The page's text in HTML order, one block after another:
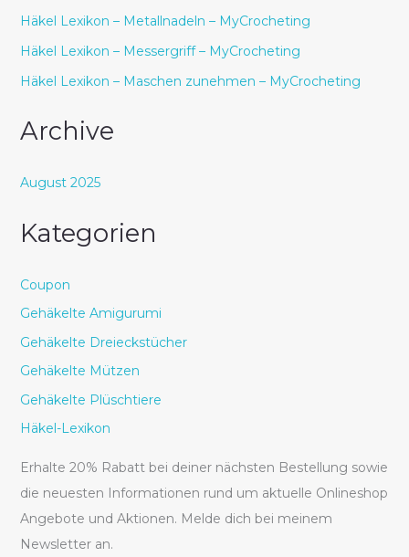
Häkel Lexikon – Metallnadeln – MyCrocheting
Häkel Lexikon – Messergriff – MyCrocheting
Häkel Lexikon – Maschen zunehmen – MyCrocheting
Archive
August 2025
Kategorien
Coupon
Gehäkelte Amigurumi
Gehäkelte Dreieckstücher
Gehäkelte Mützen
Gehäkelte Plüschtiere
Häkel-Lexikon
Erhalte 20% Rabatt bei deiner nächsten Bestellung sowie
die neuesten Informationen rund um aktuelle Onlineshop
Angebote und Aktionen. Melde dich bei meinem
Newsletter an.